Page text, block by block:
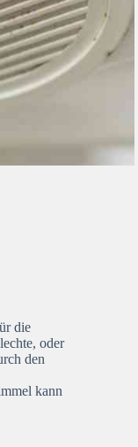
die
oder
den
kann